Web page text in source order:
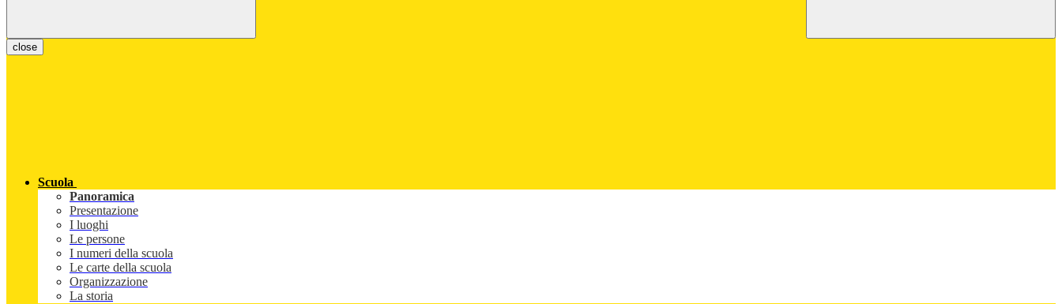
close
Scuola
Panoramica
Presentazione
I luoghi
Le persone
I numeri della scuola
Le carte della scuola
Organizzazione
La storia